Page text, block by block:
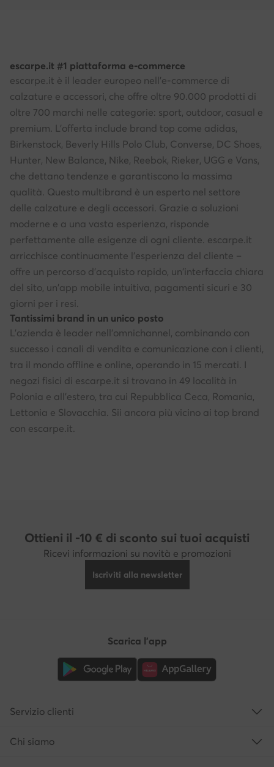
escarpe.it #1 piattaforma e-commerce
escarpe.it è il leader europeo nell'e-commerce di
calzature e accessori, che offre oltre 90.000 prodotti di
oltre 700 marchi nelle categorie: sport, outdoor, casual e
premium. L'offerta include brand top come adidas,
Birkenstock, Beverly Hills Polo Club, Converse, DC Shoes,
Hunter, New Balance, Nike, Reebok, Rieker, UGG e Vans,
che dettano tendenze e garantiscono la massima
qualità. Questo multibrand è un esperto nel settore
delle calzature e degli accessori. Grazie a soluzioni
moderne e a una vasta esperienza, risponde
perfettamente alle esigenze di ogni cliente. escarpe.it
arricchisce continuamente l'esperienza del cliente –
offre un percorso d'acquisto rapido, un'interfaccia chiara
del sito, un'app mobile intuitiva, pagamenti sicuri e 30
giorni per i resi.
Tantissimi brand in un unico posto
L'azienda è leader nell'omnichannel, combinando con
successo i canali di vendita e comunicazione con i clienti,
tra il mondo offline e online, operando in 15 mercati. I
negozi fisici di escarpe.it si trovano in 49 località in
Polonia e all'estero, tra cui Repubblica Ceca, Romania,
Lettonia e Slovacchia. Sii ancora più vicino ai top brand
con escarpe.it.
Ottieni il -10 € di sconto sui tuoi acquisti
Ricevi informazioni su novità e promozioni
Iscriviti alla newsletter
Scarica l'app
Servizio clienti
Chi siamo